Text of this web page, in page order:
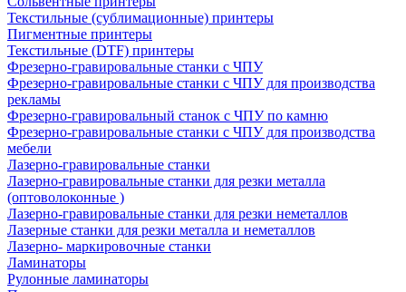
Текстильные (сублимационные) принтеры
Пигментные принтеры
Текстильные (DTF) принтеры
Фрезерно-гравировальные станки с ЧПУ
Фрезерно-гравировальные станки с ЧПУ для производства
рекламы
Фрезерно-гравировальный станок с ЧПУ по камню
Фрезерно-гравировальные станки с ЧПУ для производства
мебели
Лазерно-гравировальные станки
Лазерно-гравировальные станки для резки металла
(оптоволоконные )
Лазерно-гравировальные станки для резки неметаллов
Лазерные станки для резки металла и неметаллов
Лазерно- маркировочные станки
Ламинаторы
Рулонные ламинаторы